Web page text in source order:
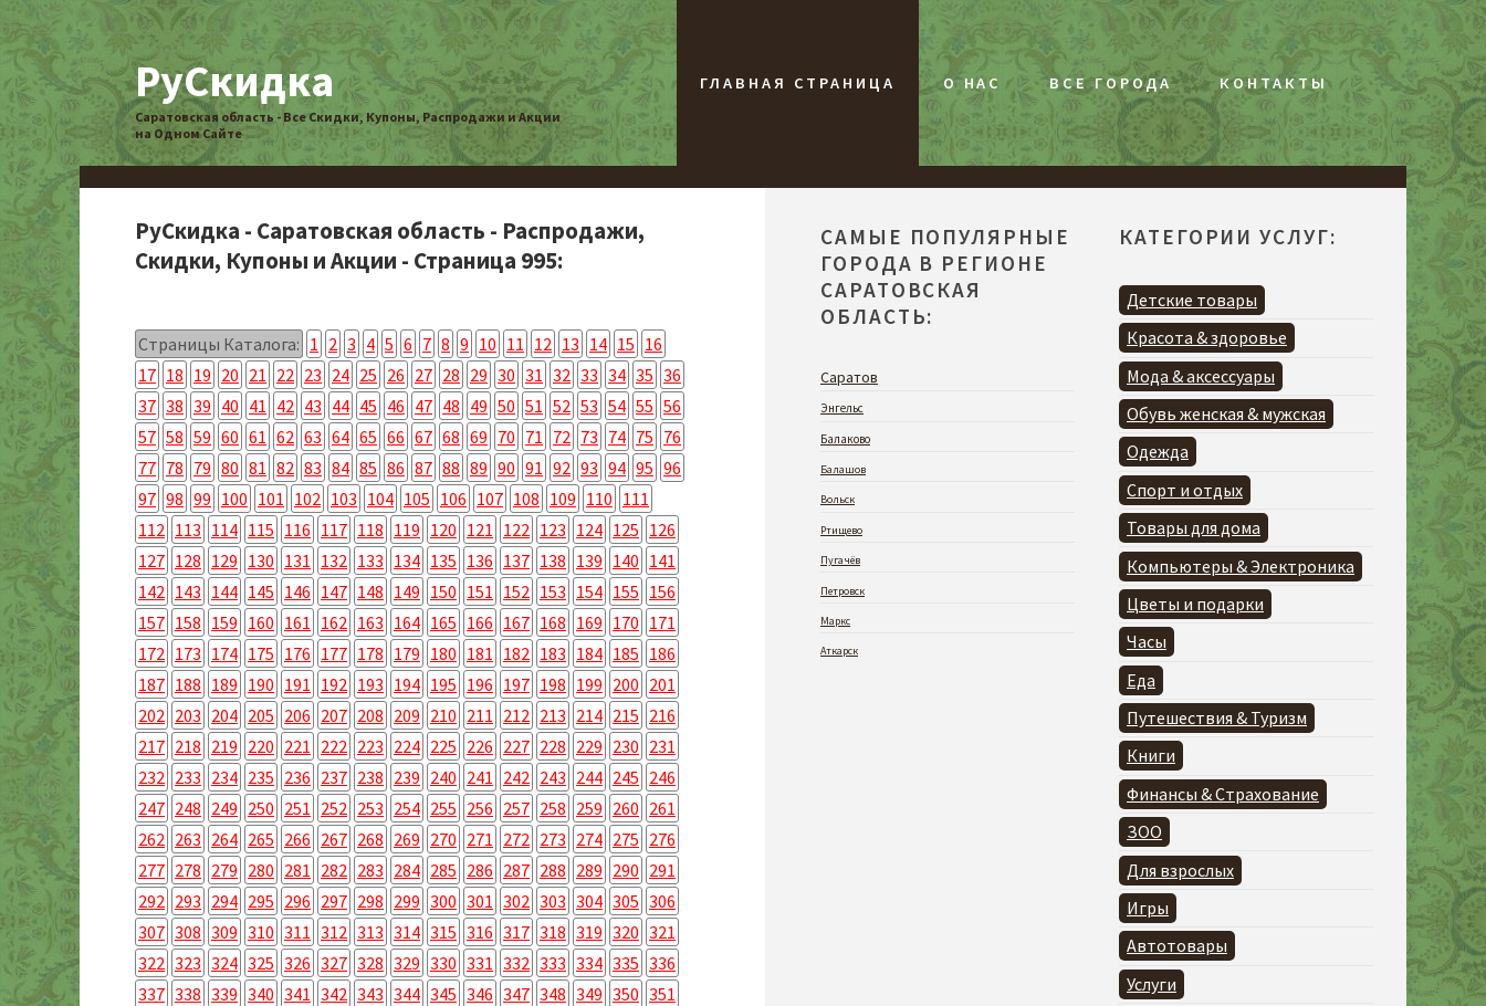
РуСкидка
Саратовская область - Все Скидки, Купоны, Распродажи и Акции
на Одном Сайте
ГЛАВНАЯ СТРАНИЦА О НАС ВСЕ ГОРОДА КОНТАКТЫ
РуСкидка - Саратовская область - Распродажи,
Скидки, Купоны и Акции - Страница 995:
Страницы Каталога: 1 2 3 4 5 6 7 8 9 10 11 12 13 14 15 16
17 18 19 20 21 22 23 24 25 26 27 28 29 30 31 32 33 34 35 36
37 38 39 40 41 42 43 44 45 46 47 48 49 50 51 52 53 54 55 56
57 58 59 60 61 62 63 64 65 66 67 68 69 70 71 72 73 74 75 76
77 78 79 80 81 82 83 84 85 86 87 88 89 90 91 92 93 94 95 96
97 98 99 100 101 102 103 104 105 106 107 108 109 110 111
112 113 114 115 116 117 118 119 120 121 122 123 124 125 126
127 128 129 130 131 132 133 134 135 136 137 138 139 140 141
142 143 144 145 146 147 148 149 150 151 152 153 154 155 156
157 158 159 160 161 162 163 164 165 166 167 168 169 170 171
172 173 174 175 176 177 178 179 180 181 182 183 184 185 186
187 188 189 190 191 192 193 194 195 196 197 198 199 200 201
202 203 204 205 206 207 208 209 210 211 212 213 214 215 216
217 218 219 220 221 222 223 224 225 226 227 228 229 230 231
232 233 234 235 236 237 238 239 240 241 242 243 244 245 246
247 248 249 250 251 252 253 254 255 256 257 258 259 260 261
262 263 264 265 266 267 268 269 270 271 272 273 274 275 276
277 278 279 280 281 282 283 284 285 286 287 288 289 290 291
292 293 294 295 296 297 298 299 300 301 302 303 304 305 306
307 308 309 310 311 312 313 314 315 316 317 318 319 320 321
322 323 324 325 326 327 328 329 330 331 332 333 334 335 336
337 338 339 340 341 342 343 344 345 346 347 348 349 350 351
САМЫЕ ПОПУЛЯРНЫЕ
ГОРОДА В РЕГИОНЕ
САРАТОВСКАЯ
ОБЛАСТЬ:
Саратов
Энгельс
Балаково
Балашов
Вольск
Ртищево
Пугачёв
Петровск
Маркс
Аткарск
КАТЕГОРИИ УСЛУГ:
Детские товары
Красота & здоровье
Мода & аксессуары
Обувь женская & мужская
Одежда
Спорт и отдых
Товары для дома
Компьютеры & Электроника
Цветы и подарки
Часы
Еда
Путешествия & Туризм
Книги
Финансы & Страхование
ЗОО
Для взрослых
Игры
Автотовары
Услуги